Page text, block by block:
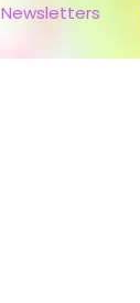
Newsletters